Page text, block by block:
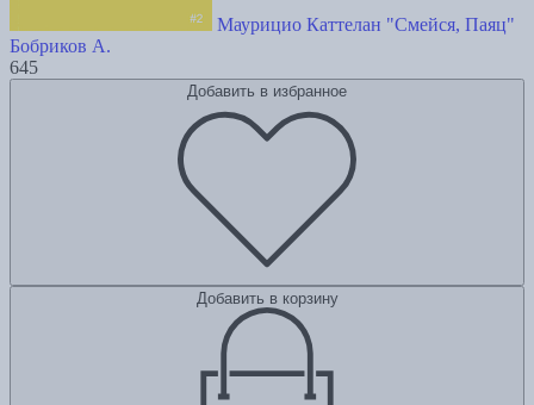
Маурицио Каттелан "Смейся, Паяц"
Бобриков А.
645
Добавить в избранное
Добавить в корзину